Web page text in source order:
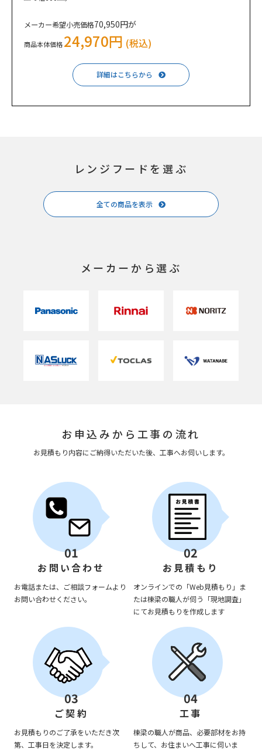
メーカー希望小売価格70,950円が
商品本体価格24,970円 (税込)
詳細はこちらから
レンジフードを選ぶ
全ての商品を表示
メーカーから選ぶ
お申込みから工事の流れ
お見積もり内容にご納得いただいた後、工事へお伺いします。
01
お問い合わせ
お電話または、ご相談フォームより
お問い合わせください。
02
お見積もり
オンラインでの「Web見積もり」ま
たは棟梁の職人が伺う「現地調査」
にてお見積もりを作成します
03
ご契約
お見積もりのご了承をいただき次
第、工事日を決定します。
04
工事
棟梁の職人が商品、必要部材をお持
ちして、お住まいへ工事に伺いま